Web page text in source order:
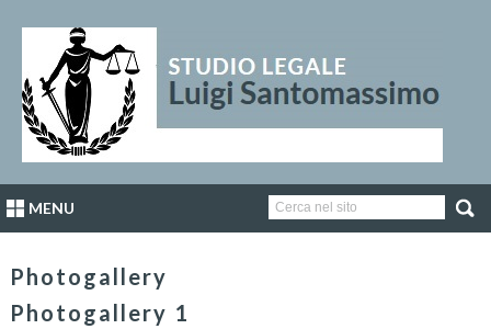
MENU
Photogallery
Photogallery 1